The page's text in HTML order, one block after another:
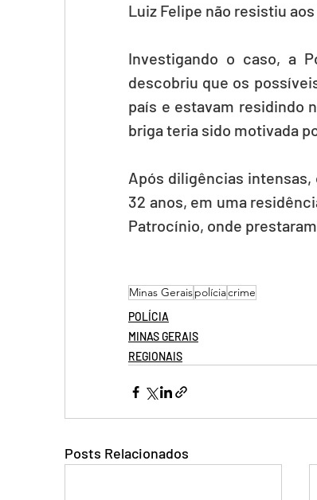
Luiz Felipe não resistiu
Investigando o caso, a
descobriu que os
país e estavam residindo
briga teria sido motivada
Após diligências
32 anos, em uma
Patrocínio, onde
Minas Geraispolíciacrime
POLÍCIA
MINAS GERAIS
REGIONAIS
Posts Relacionados